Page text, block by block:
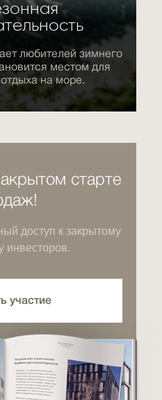
любителей зимнего
местом для
на море.
доступ к закрытому
инвесторов.
старте
участие